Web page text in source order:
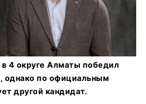
в 4 округе Алматы победил
однако по официальным
другой кандидат.